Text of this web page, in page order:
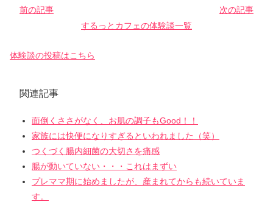
前の記事
次の記事
するっとカフェの体験談一覧
体験談の投稿はこちら
関連記事
面倒くささがなく、お肌の調子もGood！！
家族には快便になりすぎるといわれました（笑）
つくづく腸内細菌の大切さを痛感
腸が動いていない・・・これはまずい
プレママ期に始めましたが、産まれてからも続いていま
す。